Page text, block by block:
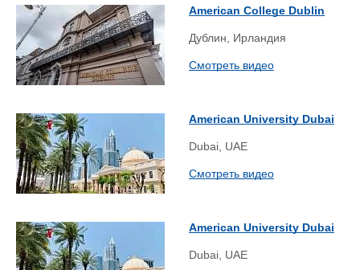
American College Dublin
Дублин, Ирландия
Смотреть видео
American University Dubai
Dubai, UAE
Смотреть видео
American University Dubai
Dubai, UAE